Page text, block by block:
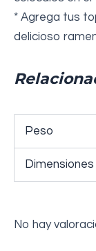
* Agrega tus
delicioso
Peso
Dimensiones
No hay